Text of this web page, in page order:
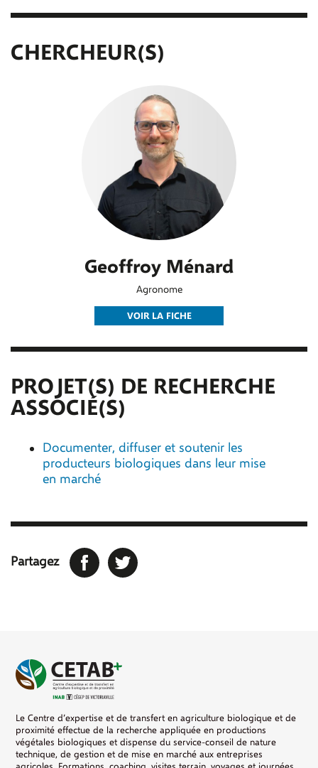
CHERCHEUR(S)
Geoffroy Ménard
Agronome
VOIR LA FICHE
PROJET(S) DE RECHERCHE
ASSOCIÉ(S)
Documenter, diffuser et soutenir les
producteurs biologiques dans leur mise
en marché
Partagez Facebook
Le Centre d’expertise et de transfert en agriculture biologique et de
proximité effectue de la recherche appliquée en productions
végétales biologiques et dispense du service-conseil de nature
technique, de gestion et de mise en marché aux entreprises